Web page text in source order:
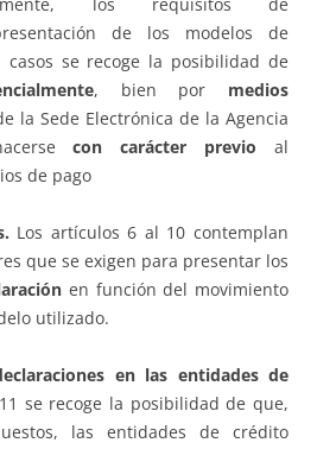
los requisitos de
de los modelos de
casos se recoge la posibilidad de
, bien por medios
la Sede Electrónica de la Agencia
con carácter previo al
de pago
Los artículos 6 al 10 contemplan
que se exigen para presentar los
en función del movimiento
utilizado.
en las entidades de
se recoge la posibilidad de que,
las entidades de crédito